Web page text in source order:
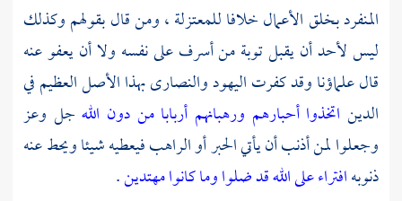
المنفرد بخلق الأعمال خلافاللمعتزلة، ومن قال بقولهم وكذلك
ليس لأحد أن يقبل توبة من أسرف على نفسه ولا أن يعفو عنه
قال علماؤنا وقد كفرتاليهودوالنصارىبهذا الأصل العظيم في
الدين اتخذوا أحبارهم ورهبانهم أربابا من دون الله جل وعز
وجعلوا لمن أذنب أن يأتي الحبر أو الراهب فيعطيه شيئا ويحط عنه
ذنوبهافتراء على الله قد ضلوا وما كانوا مهتدين.